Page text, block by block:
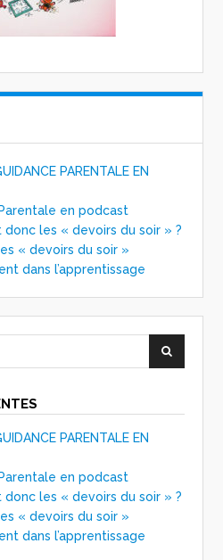
PARENTALE EN
en podcast
donc les « devoirs du soir » ?
« devoirs du soir »
dans l’apprentissage
PARENTALE EN
en podcast
donc les « devoirs du soir » ?
« devoirs du soir »
dans l’apprentissage